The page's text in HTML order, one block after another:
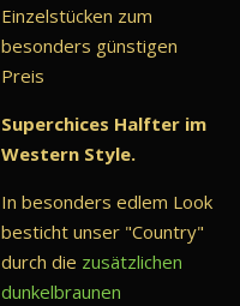
Einzelstücken zum
besonders günstigen
Preis
Superchices Halfter im
Western Style.
In besonders edlem Look
besticht unser "Country"
durch die zusätzlichen
dunkelbraunen